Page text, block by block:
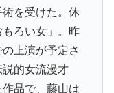
を受けた。休
ろい女」。昨
上演が予定さ
的女流漫才
品で、藤山は